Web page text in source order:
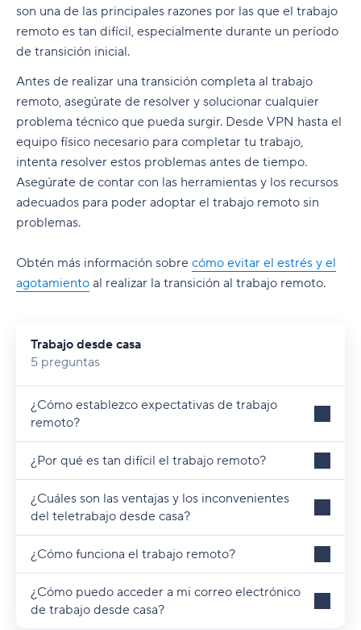
son una de las principales razones por las que el trabajo
remoto es tan difícil, especialmente durante un período
de transición inicial.
Antes de realizar una transición completa al trabajo
remoto, asegúrate de resolver y solucionar cualquier
problema técnico que pueda surgir. Desde VPN hasta el
equipo físico necesario para completar tu trabajo,
intenta resolver estos problemas antes de tiempo.
Asegúrate de contar con las herramientas y los recursos
adecuados para poder adoptar el trabajo remoto sin
problemas.
Obtén más información sobre cómo evitar el estrés y el
agotamiento al realizar la transición al trabajo remoto.
Trabajo desde casa
5 preguntas
¿Cómo establezco expectativas de trabajo
remoto?
¿Por qué es tan difícil el trabajo remoto?
¿Cuáles son las ventajas y los inconvenientes
del teletrabajo desde casa?
¿Cómo funciona el trabajo remoto?
¿Cómo puedo acceder a mi correo electrónico
de trabajo desde casa?